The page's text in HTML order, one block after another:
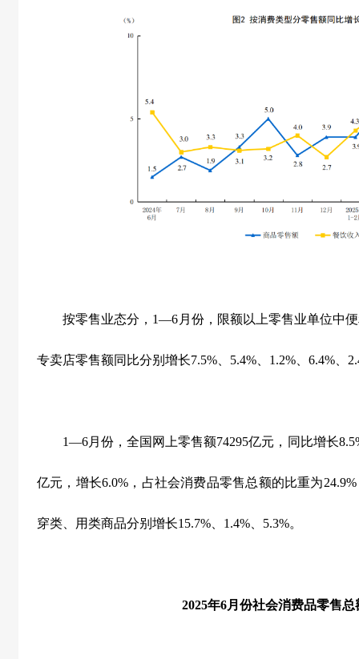
按零售业态分， 1—6 月份，限额以上零售业单位中
专卖店零售额同比分别增长7.5% 5.4% 1.2% 6.4%
1—6月份，全国网上零售额74295亿元，同比增长
亿元，增长6.0% ，占社会消费品零售总额的比重为24.9%
穿类、用类商品分别增长15.7% 1.4% 5.3%。
2025年6月份社会消费品零售